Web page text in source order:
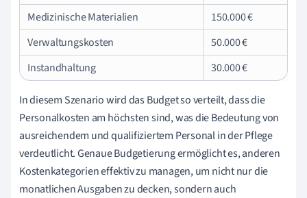
Medizinische Materialien
150.000 €
Verwaltungskosten
50.000 €
Instandhaltung
30.000 €
In diesem Szenario wird das Budget so verteilt, dass die
Personalkosten am höchsten sind, was die Bedeutung von
ausreichendem und qualifiziertem Personal in der Pflege
verdeutlicht. Genaue Budgetierung ermöglicht es, anderen
Kostenkategorien effektiv zu managen, um nicht nur die
monatlichen Ausgaben zu decken, sondern auch